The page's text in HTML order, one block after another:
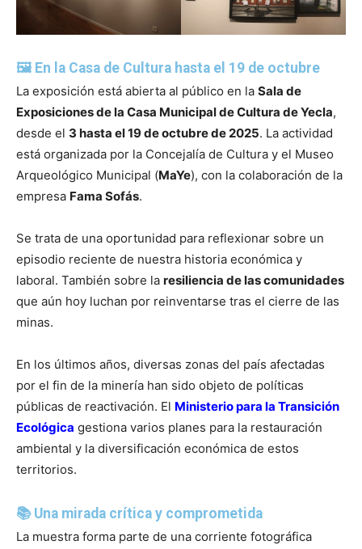
🖼️ En la Casa de Cultura hasta el 19 de octubre
La exposición está abierta al público en la Sala de
Exposiciones de la Casa Municipal de Cultura de Yecla,
desde el 3 hasta el 19 de octubre de 2025. La actividad
está organizada por la Concejalía de Cultura y el Museo
Arqueológico Municipal (MaYe), con la colaboración de la
empresa Fama Sofás.
Se trata de una oportunidad para reflexionar sobre un
episodio reciente de nuestra historia económica y
laboral. También sobre la resiliencia de las comunidades
que aún hoy luchan por reinventarse tras el cierre de las
minas.
En los últimos años, diversas zonas del país afectadas
por el fin de la minería han sido objeto de políticas
públicas de reactivación. El Ministerio para la Transición
Ecológica gestiona varios planes para la restauración
ambiental y la diversificación económica de estos
territorios.
📚 Una mirada crítica y comprometida
La muestra forma parte de una corriente fotográfica